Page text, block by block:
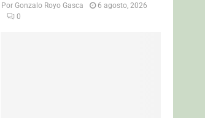
PorGonzalo Royo Gasca
6 agosto, 2026
0